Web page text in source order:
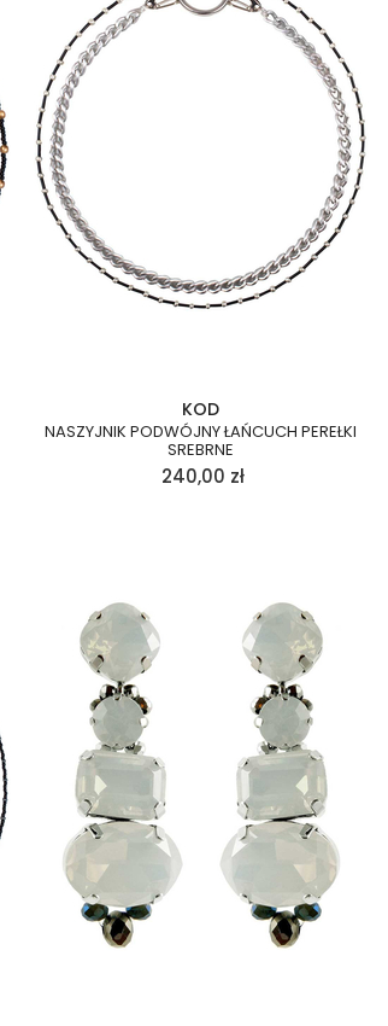
KOD
NASZYJNIK PODWÓJNY ŁAŃCUCH PEREŁKI
SREBRNE
240,00 zł